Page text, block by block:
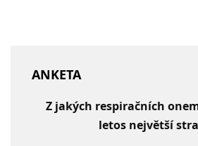
ANKETA
Z jakých respiračních
letos největší